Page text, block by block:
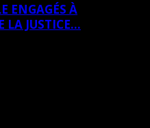
ENGAGÉS À
LA JUSTICE...